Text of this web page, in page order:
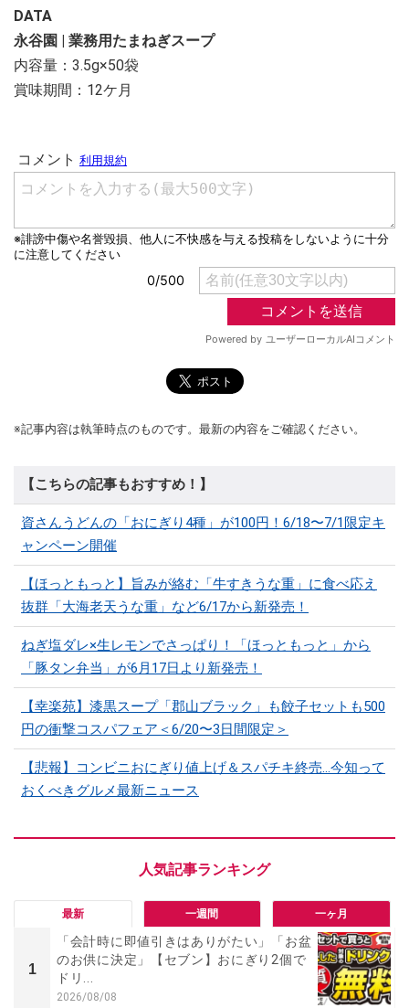
DATA
永谷園 | 業務用たまねぎスープ
内容量：3.5g×50袋
賞味期間：12ケ月
※記事内容は執筆時点のものです。最新の内容をご確認ください。
【こちらの記事もおすすめ！】
資さんうどんの「おにぎり4種」が100円！6/18〜7/1限定キ
ャンペーン開催
【ほっともっと】旨みが絡む「牛すきうな重」に食べ応え
抜群「大海老天うな重」など6/17から新発売！
ねぎ塩ダレ×生レモンでさっぱり！「ほっともっと」から
「豚タン弁当」が6月17日より新発売！
【幸楽苑】漆黒スープ「郡山ブラック」も餃子セットも500
円の衝撃コスパフェア＜6/20〜3日間限定＞
【悲報】コンビニおにぎり値上げ＆スパチキ終売…今知って
おくべきグルメ最新ニュース
最新 一週間 一ヶ月
1
「会計時に即値引きはありがたい」「お盆
のお供に決定」【セブン】おにぎり2個で
ドリ...
2026/08/08